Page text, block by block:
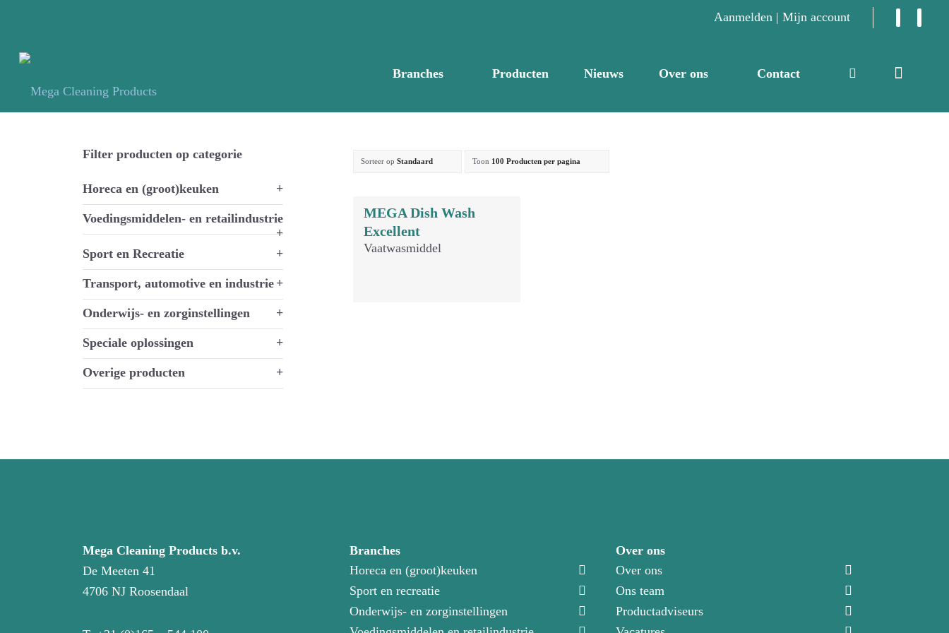
Aanmelden | Mijn account
Branches Producten Nieuws Over ons Contact
Sorteer op Standaard Toon 100 Producten per pagina
MEGA Dish Wash
Excellent
Vaatwasmiddel
Filter producten op categorie
Horeca en (groot)keuken +
Voedingsmiddelen- en retailindustrie
+
Sport en Recreatie
+
Transport, automotive en industrie +
Onderwijs- en zorginstellingen +
Speciale oplossingen +
Overige producten +
Mega Cleaning Products b.v.
De Meeten 41
4706 NJ Roosendaal
Branches
Horeca en (groot)keuken
Sport en recreatie
Onderwijs- en zorginstellingen
Over ons
Over ons
Ons team
Productadviseurs